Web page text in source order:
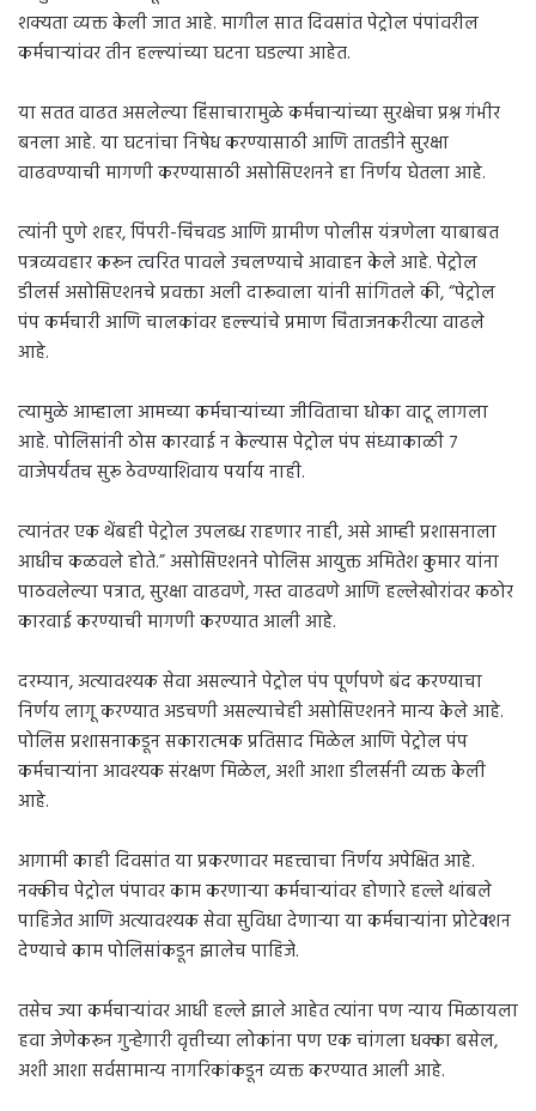
शक्यता व्यक्त केली जात आहे. मागील सात दिवसांत पेट्रोल पंपांवरील
कर्मचाऱ्यांवर तीन हल्ल्यांच्या घटना घडल्या आहेत.
या सतत वाढत असलेल्या हिंसाचारामुळे कर्मचाऱ्यांच्या सुरक्षेचा प्रश्न गंभीर
बनला आहे. या घटनांचा निषेध करण्यासाठी आणि तातडीने सुरक्षा
वाढवण्याची मागणी करण्यासाठी असोसिएशनने हा निर्णय घेतला आहे.
त्यांनी पुणे शहर, पिंपरी-चिंचवड आणि ग्रामीण पोलीस यंत्रणेला याबाबत
पत्रव्यवहार करून त्वरित पावले उचलण्याचे आवाहन केले आहे. पेट्रोल
डीलर्स असोसिएशनचे प्रवक्ता अली दारूवाला यांनी सांगितले की, “पेट्रोल
पंप कर्मचारी आणि चालकांवर हल्ल्यांचे प्रमाण चिंताजनकरीत्या वाढले
आहे.
त्यामुळे आम्हाला आमच्या कर्मचाऱ्यांच्या जीविताचा धोका वाटू लागला
आहे. पोलिसांनी ठोस कारवाई न केल्यास पेट्रोल पंप संध्याकाळी ७
वाजेपर्यंतच सुरू ठेवण्याशिवाय पर्याय नाही.
त्यानंतर एक थेंबही पेट्रोल उपलब्ध राहणार नाही, असे आम्ही प्रशासनाला
आधीच कळवले होते.” असोसिएशनने पोलिस आयुक्त अमितेश कुमार यांना
पाठवलेल्या पत्रात, सुरक्षा वाढवणे, गस्त वाढवणे आणि हल्लेखोरांवर कठोर
कारवाई करण्याची मागणी करण्यात आली आहे.
दरम्यान, अत्यावश्यक सेवा असल्याने पेट्रोल पंप पूर्णपणे बंद करण्याचा
निर्णय लागू करण्यात अडचणी असल्याचेही असोसिएशनने मान्य केले आहे.
पोलिस प्रशासनाकडून सकारात्मक प्रतिसाद मिळेल आणि पेट्रोल पंप
कर्मचाऱ्यांना आवश्यक संरक्षण मिळेल, अशी आशा डीलर्सनी व्यक्त केली
आहे.
आगामी काही दिवसांत या प्रकरणावर महत्त्वाचा निर्णय अपेक्षित आहे.
नक्कीच पेट्रोल पंपावर काम करणाऱ्या कर्मचाऱ्यांवर होणारे हल्ले थांबले
पाहिजेत आणि अत्यावश्यक सेवा सुविधा देणाऱ्या या कर्मचाऱ्यांना प्रोटेक्शन
देण्याचे काम पोलिसांकडून झालेच पाहिजे.
तसेच ज्या कर्मचाऱ्यांवर आधी हल्ले झाले आहेत त्यांना पण न्याय मिळायला
हवा जेणेकरून गुन्हेगारी वृत्तीच्या लोकांना पण एक चांगला धक्का बसेल,
अशी आशा सर्वसामान्य नागरिकांकडून व्यक्त करण्यात आली आहे.